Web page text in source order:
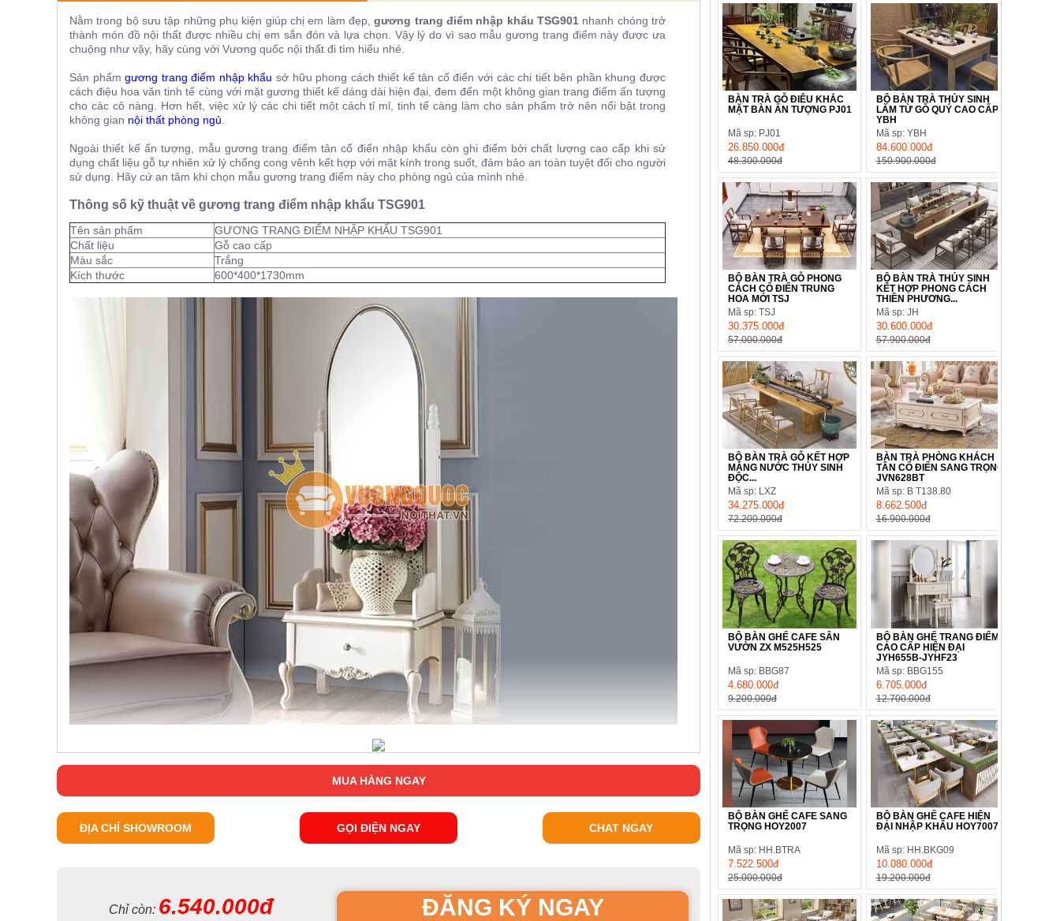
Nằm trong bộ sưu tập những phụ kiện giúp chị em làm đẹp,gương trang điểm nhập khẩu TSG901 nhanh chóng trở
thành món đồ nội thất được nhiều chị em sắn đón và lựa chọn. Vậy lý do vì sao mẫu gương trang điểm này được ưa
chuộng như vậy, hãy cùng với Vương quốc nội thất đi tìm hiểu nhé.
Sản phẩmgương trang điểm nhập khẩu sở hữu phong cách thiết kế tân cổ điển với các chi tiết bên phần khung được
cách điệu hoa văn tinh tế cùng với mặt gương thiết kế dáng dài hiện đại, đem đến một không gian trang điểm ấn tượng
cho các cô nàng. Hơn hết, việc xử lý các chi tiết một cách tỉ mỉ, tinh tế càng làm cho sản phẩm trở nên nổi bật trong
không gian nội thất phòng ngủ
Ngoài thiết kế ấn tượng, mẫu gương trang điểm tân cổ điển nhập khẩu còn ghi điểm bởi chất lượng cao cấp khi sử
dụng chất liệu gỗ tự nhiên xử lý chống cong vênh kết hợp với mặt kính trong suốt, đảm bảo an toàn tuyệt đối cho người
sử dụng. Hãy cứ an tâm khi chọn mẫu gương trang điểm này cho phòng ngủ của mình nhé.
Thông số kỹ thuật về gương trang điểm nhập khẩu TSG901
Tên sản phẩm
GƯƠNG TRANG ĐIỂM NHẬP KHẨU TSG901
Chất liệu
Gỗ cao cấp
Màu sắc
Trắng
Kích thước
600*400*1730mm
MUA HÀNG NGAY
ĐỊA CHỈ SHOWROOM GỌI ĐIỆN NGAY CHAT NGAY
Chỉ còn: 6.540.000đ ĐĂNG KÝ NGAY
BÀN TRÀ GỖ ĐIÊU KHẮC
MẶT BÀN ẤN TƯỢNG PJ01
Mã sp: PJ01
26.850.000đ
48.300.000đ
BỘ BÀN TRÀ THỦY SINH
LÀM TỪ GỖ QUÝ CAO CẤP
YBH
Mã sp: YBH
84.600.000đ
150.900.000đ
BỘ BÀN TRÀ GỖ PHONG
CÁCH CỔ ĐIỂN TRUNG
HOA MỚI TSJ
Mã sp: TSJ
30.375.000đ
57.000.000đ
BỘ BÀN TRÀ THỦY SINH
KẾT HỢP PHONG CÁCH
THIỀN PHƯƠNG...
Mã sp: JH
30.600.000đ
57.900.000đ
BỘ BÀN TRÀ GỖ KẾT HỢP
MÁNG NƯỚC THỦY SINH
ĐỘC...
Mã sp: LXZ
34.275.000đ
72.200.000đ
BÀN TRÀ PHÒNG KHÁCH
TÂN CỔ ĐIỂN SANG TRỌNG
JVN628BT
Mã sp: B T138.80
8.662.500đ
16.900.000đ
BỘ BÀN GHẾ CAFE SÂN
VƯỜN ZX M525H525
Mã sp: BBG87
4.680.000đ
9.200.000đ
BỘ BÀN GHẾ TRANG ĐIỂM
CAO CẤP HIỆN ĐẠI
JYH655B-JYHF23
Mã sp: BBG155
6.705.000đ
12.700.000đ
BỘ BÀN GHẾ CAFE SANG
TRỌNG HOY2007
Mã sp: HH.BTRA
7.522.500đ
25.000.000đ
BỘ BÀN GHẾ CAFE HIỆN
ĐẠI NHẬP KHẨU HOY7007
Mã sp: HH.BKG09
10.080.000đ
19.200.000đ